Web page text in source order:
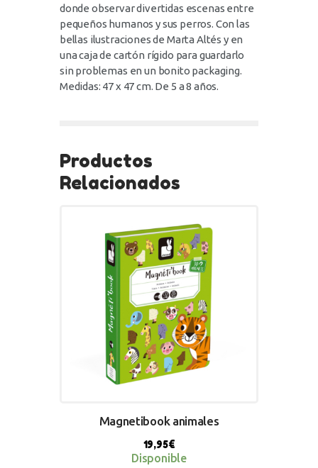
donde observar divertidas escenas entre
pequeños humanos y sus perros. Con las
bellas ilustraciones de Marta Altés y en
una caja de cartón rígido para guardarlo
sin problemas en un bonito packaging.
Medidas: 47 x 47 cm. De 5 a 8 años.
Productos
Relacionados
Magnetibook animales
19,95€
Disponible